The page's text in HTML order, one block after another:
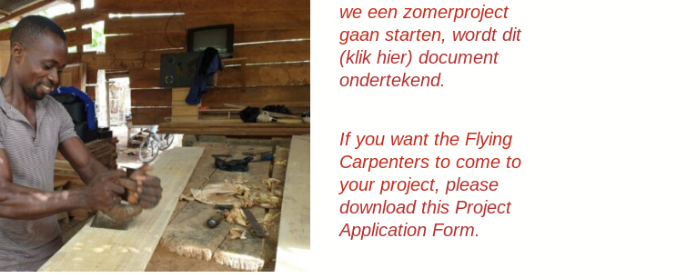
we een zomerproject
gaan starten, wordt dit
(klik hier) document
ondertekend.
If you want the Flying
Carpenters to come to
your project, please
download this Project
Application Form.